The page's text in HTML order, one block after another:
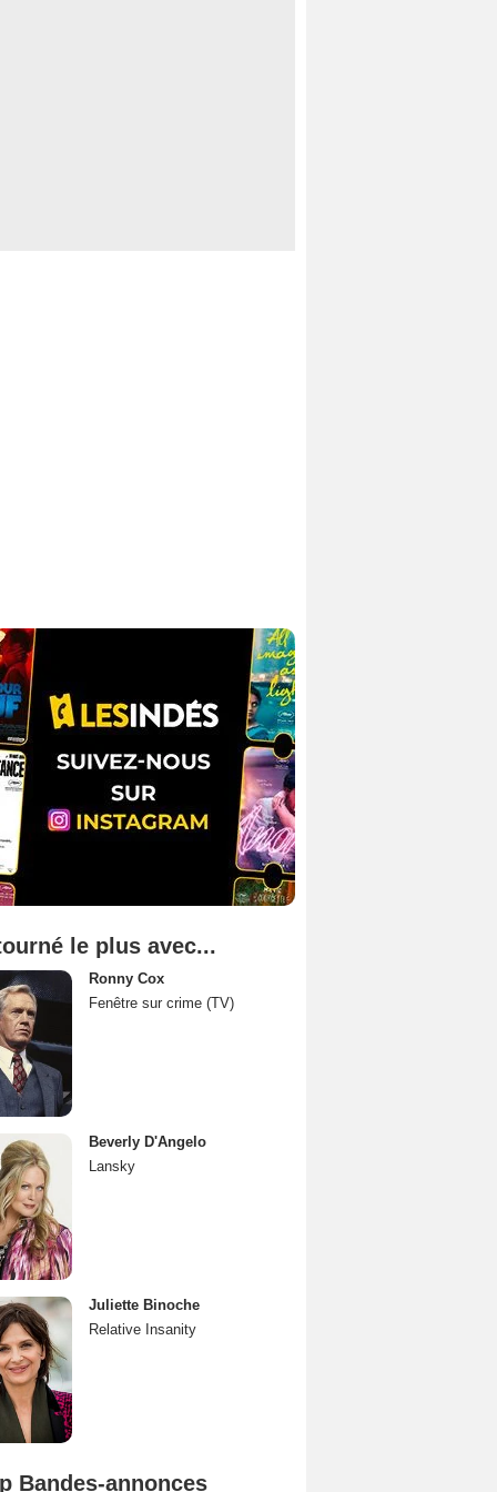
le plus avec...
Ronny Cox
Fenêtre sur crime (TV)
Beverly D'Angelo
Lansky
Juliette Binoche
Relative Insanity
Bandes-annonces